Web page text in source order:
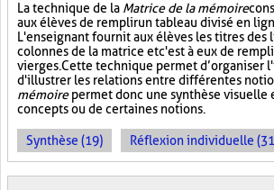
La technique de la Matrice de la mémoire
aux élèves de remplir un tableau divisé en
L'enseignant fournit aux élèves les titres des
colonnes de la matrice et c'est à eux de
vierges. Cette technique permet d’organiser
d'illustrer les relations entre différentes
mémoirepermet donc une synthèse visuelle
concepts ou de certaines notions.
Synthèse (19) Réflexion individuelle